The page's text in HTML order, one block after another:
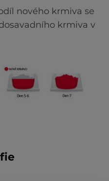
nového krmiva se
krmiva v